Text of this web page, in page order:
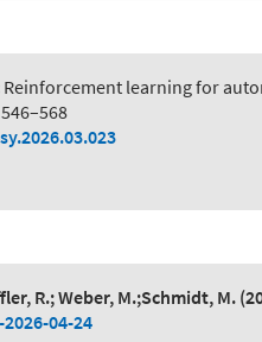
Reinforcement learning for
R.; Weber, M.;Schmidt, M.
04-24